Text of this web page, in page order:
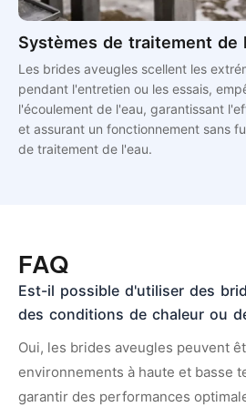
Systèmes de traitement de
Les brides aveugles scellent les
pendant l'entretien ou les essais,
l'écoulement de l'eau, garantissant
et assurant un fonctionnement sans
de traitement de l'eau.
FAQ
Est-il possible d'utiliser des
des conditions de chaleur ou
Oui, les brides aveugles peuvent
environnements à haute et basse
garantir des performances